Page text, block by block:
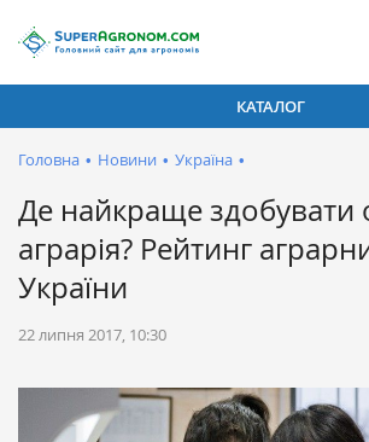
КАТАЛОГ
Головна • Новини • Україна •
Де найкраще здобувати
аграрія? Рейтинг
України
22 липня 2017, 10:30